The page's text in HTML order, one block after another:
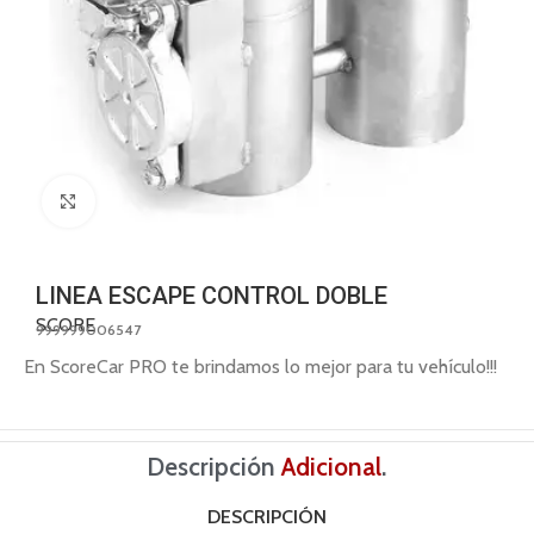
Click to enlarge
LINEA ESCAPE CONTROL DOBLE
SCORE
999999006547
En ScoreCar PRO te brindamos lo mejor para tu vehículo!!!
DescripciónAdicional.
DESCRIPCIÓN